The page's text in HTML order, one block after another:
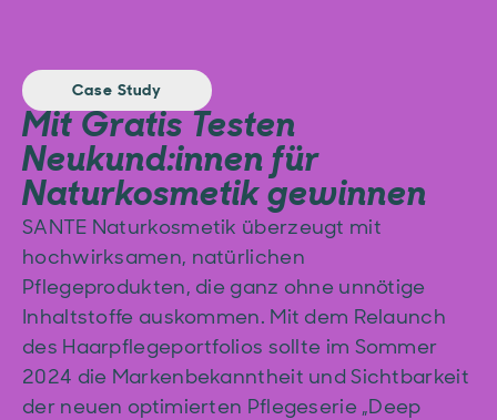
Case Study
Mit Gratis Testen
Neukund:innen für
Naturkosmetik gewinnen
SANTE Naturkosmetik überzeugt mit
hochwirksamen, natürlichen
Pflegeprodukten, die ganz ohne unnötige
Inhaltstoffe auskommen. Mit dem Relaunch
des Haarpflegeportfolios sollte im Sommer
2024 die Markenbekanntheit und Sichtbarkeit
der neuen optimierten Pflegeserie „Deep